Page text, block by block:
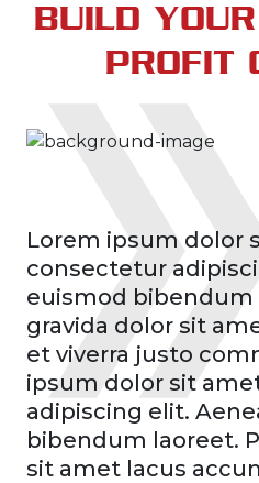
BUILD
PROFIT
Lorem ipsum dolor
consectetur
euismod bibendum
gravida dolor sit
et viverra justo
ipsum dolor sit
adipiscing elit.
bibendum laoreet.
sit amet lacus